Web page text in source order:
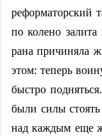
реформаторский
по колено
рана причиняла
этом: теперь
быстро
были силы
над каждым еще